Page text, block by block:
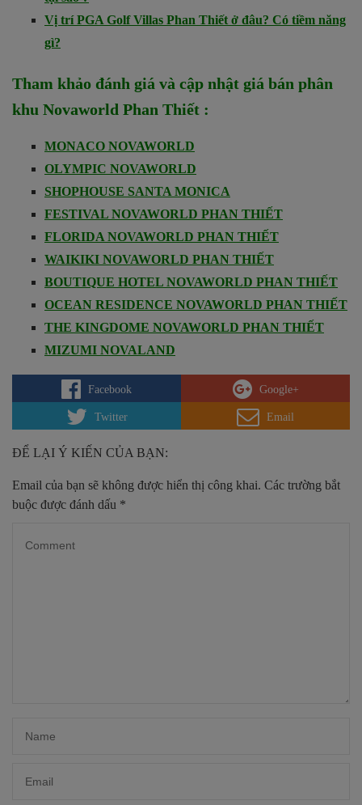
Vị trí PGA Golf Villas Phan Thiết ở đâu? Có tiềm năng
gì?
Tham khảo đánh giá và cập nhật giá bán phân
khu Novaworld Phan Thiết :
MONACO NOVAWORLD
OLYMPIC NOVAWORLD
SHOPHOUSE SANTA MONICA
FESTIVAL NOVAWORLD PHAN THIẾT
FLORIDA NOVAWORLD PHAN THIẾT
WAIKIKI NOVAWORLD PHAN THIẾT
BOUTIQUE HOTEL NOVAWORLD PHAN THIẾT
OCEAN RESIDENCE NOVAWORLD PHAN THIẾT
THE KINGDOME NOVAWORLD PHAN THIẾT
MIZUMI NOVALAND
Facebook Google+
Twitter Email
ĐỂ LẠI Ý KIẾN CỦA BẠN:
Email của bạn sẽ không được hiển thị công khai. Các trường bắt
buộc được đánh dấu *